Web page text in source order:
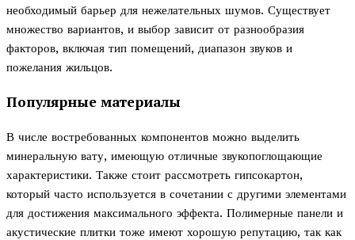
необходимый барьер для нежелательных шумов. Существует
множество вариантов, и выбор зависит от разнообразия
факторов, включая тип помещений, диапазон звуков и
пожелания жильцов.
Популярные материалы
В числе востребованных компонентов можно выделить
минеральную вату, имеющую отличные звукопоглощающие
характеристики. Также стоит рассмотреть гипсокартон,
который часто используется в сочетании с другими элементами
для достижения максимального эффекта. Полимерные панели и
акустические плитки тоже имеют хорошую репутацию, так как